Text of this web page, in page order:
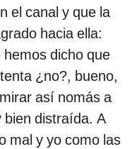
el canal y que la
hacia ella:
hemos dicho que
¿no?, bueno,
así nomás a
bien distraída. A
mal y yo como las